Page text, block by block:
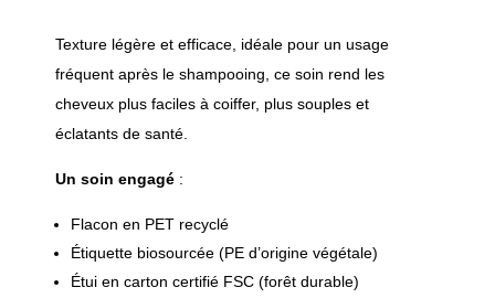
Texture légère et efficace, idéale pour un usage
fréquent après le shampooing, ce soin rend les
cheveux plus faciles à coiffer, plus souples et
éclatants de santé.
Un soin engagé:
Flacon en PET recyclé
Étiquette biosourcée (PE d’origine végétale)
Étui en carton certifié FSC (forêt durable)